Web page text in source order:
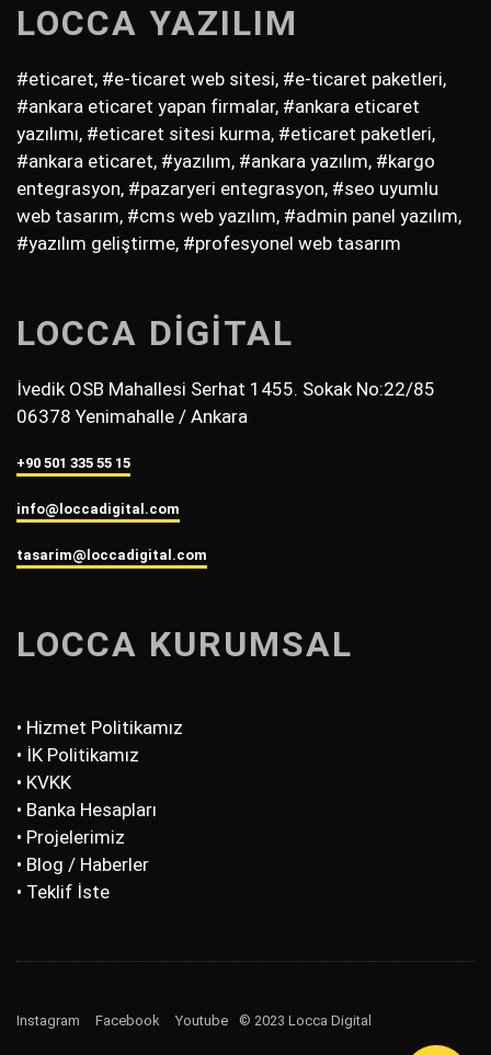
LOCCA YAZILIM
#eticaret, #e-ticaret web sitesi, #e-ticaret paketleri,
#ankara eticaret yapan firmalar, #ankara eticaret
yazılımı, #eticaret sitesi kurma, #eticaret paketleri,
#ankara eticaret, #yazılım, #ankara yazılım, #kargo
entegrasyon, #pazaryeri entegrasyon, #seo uyumlu
web tasarım, #cms web yazılım, #admin panel yazılım,
#yazılım geliştirme, #profesyonel web tasarım
LOCCA DİGİTAL
İvedik OSB Mahallesi Serhat 1455. Sokak No:22/85
06378 Yenimahalle / Ankara
+90 501 335 55 15
info@loccadigital.com
tasarim@loccadigital.com
LOCCA KURUMSAL
• Hizmet Politikamız
• İK Politikamız
• KVKK
• Banka Hesapları
• Projelerimiz
• Blog / Haberler
• Teklif İste
© 2023 Locca Digital
Instagram Facebook Youtube